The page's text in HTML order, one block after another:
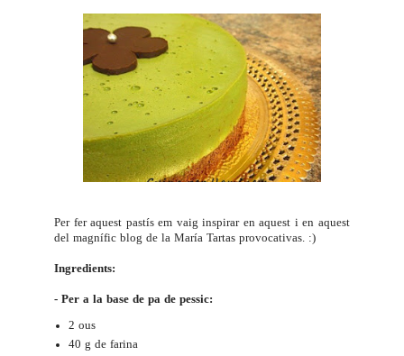
Per fer aquest pastís em vaig inspirar enaquest i en aquest
del magnífic blog de la María Tartas provocativas . :)
Ingredients:
- Per a la base de pa de pessic:
2 ous
40 g de farina